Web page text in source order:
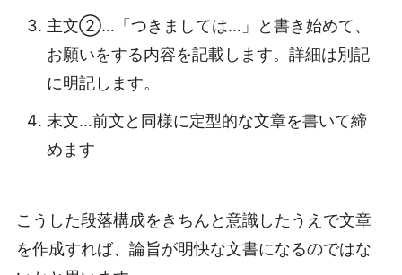
主文②…「つきましては…」と書き始めて、
お願いをする内容を記載します。詳細は別記
に明記します。
末文…前文と同様に定型的な文章を書いて締
めます
こうした段落構成をきちんと意識したうえで文章
を作成すれば、論旨が明快な文書になるのではな